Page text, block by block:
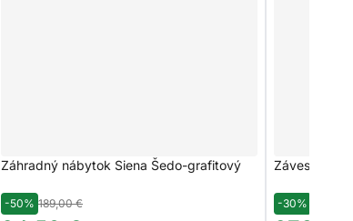
Záhradný nábytok Siena Šedo-grafitový
-50% 189,00 €
Závesné
-30%